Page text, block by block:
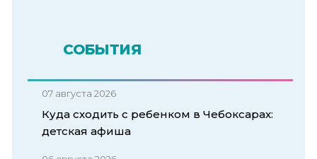
СОБЫТИЯ
07 августа 2026
Куда сходить с ребенком в Чебоксарах:
детская афиша